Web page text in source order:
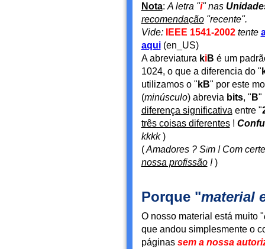
Nota: A letra "i" nas
recomendação"recente".
Vide: IEEE 1541-2002tente
aqui(en_US)
A abreviatura kiB é um
1024, o que a diferencia do "
utilizamos o "kB" por este
(minúsculo) abrevia bits, "B"
diferença significativa entre "
três coisas diferentes!
kkkk)
(Amadores ? Sim ! Com
nossa profissão!)
Porque "material
O nosso material está muito "
que andou simplesmente o
páginas sem a nossa